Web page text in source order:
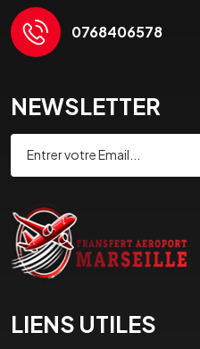
0768406578
NEWSLETTER
LIENS UTILES